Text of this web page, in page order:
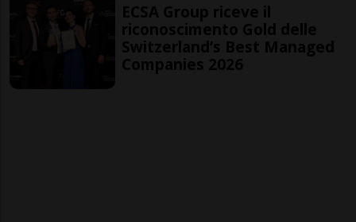
ECSA Group riceve il
riconoscimento Gold delle
Switzerland’s Best Managed
Companies 2026